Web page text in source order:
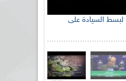
الإذاعة الجزائرية تحي الذكرى 59 لبسط السيادة على